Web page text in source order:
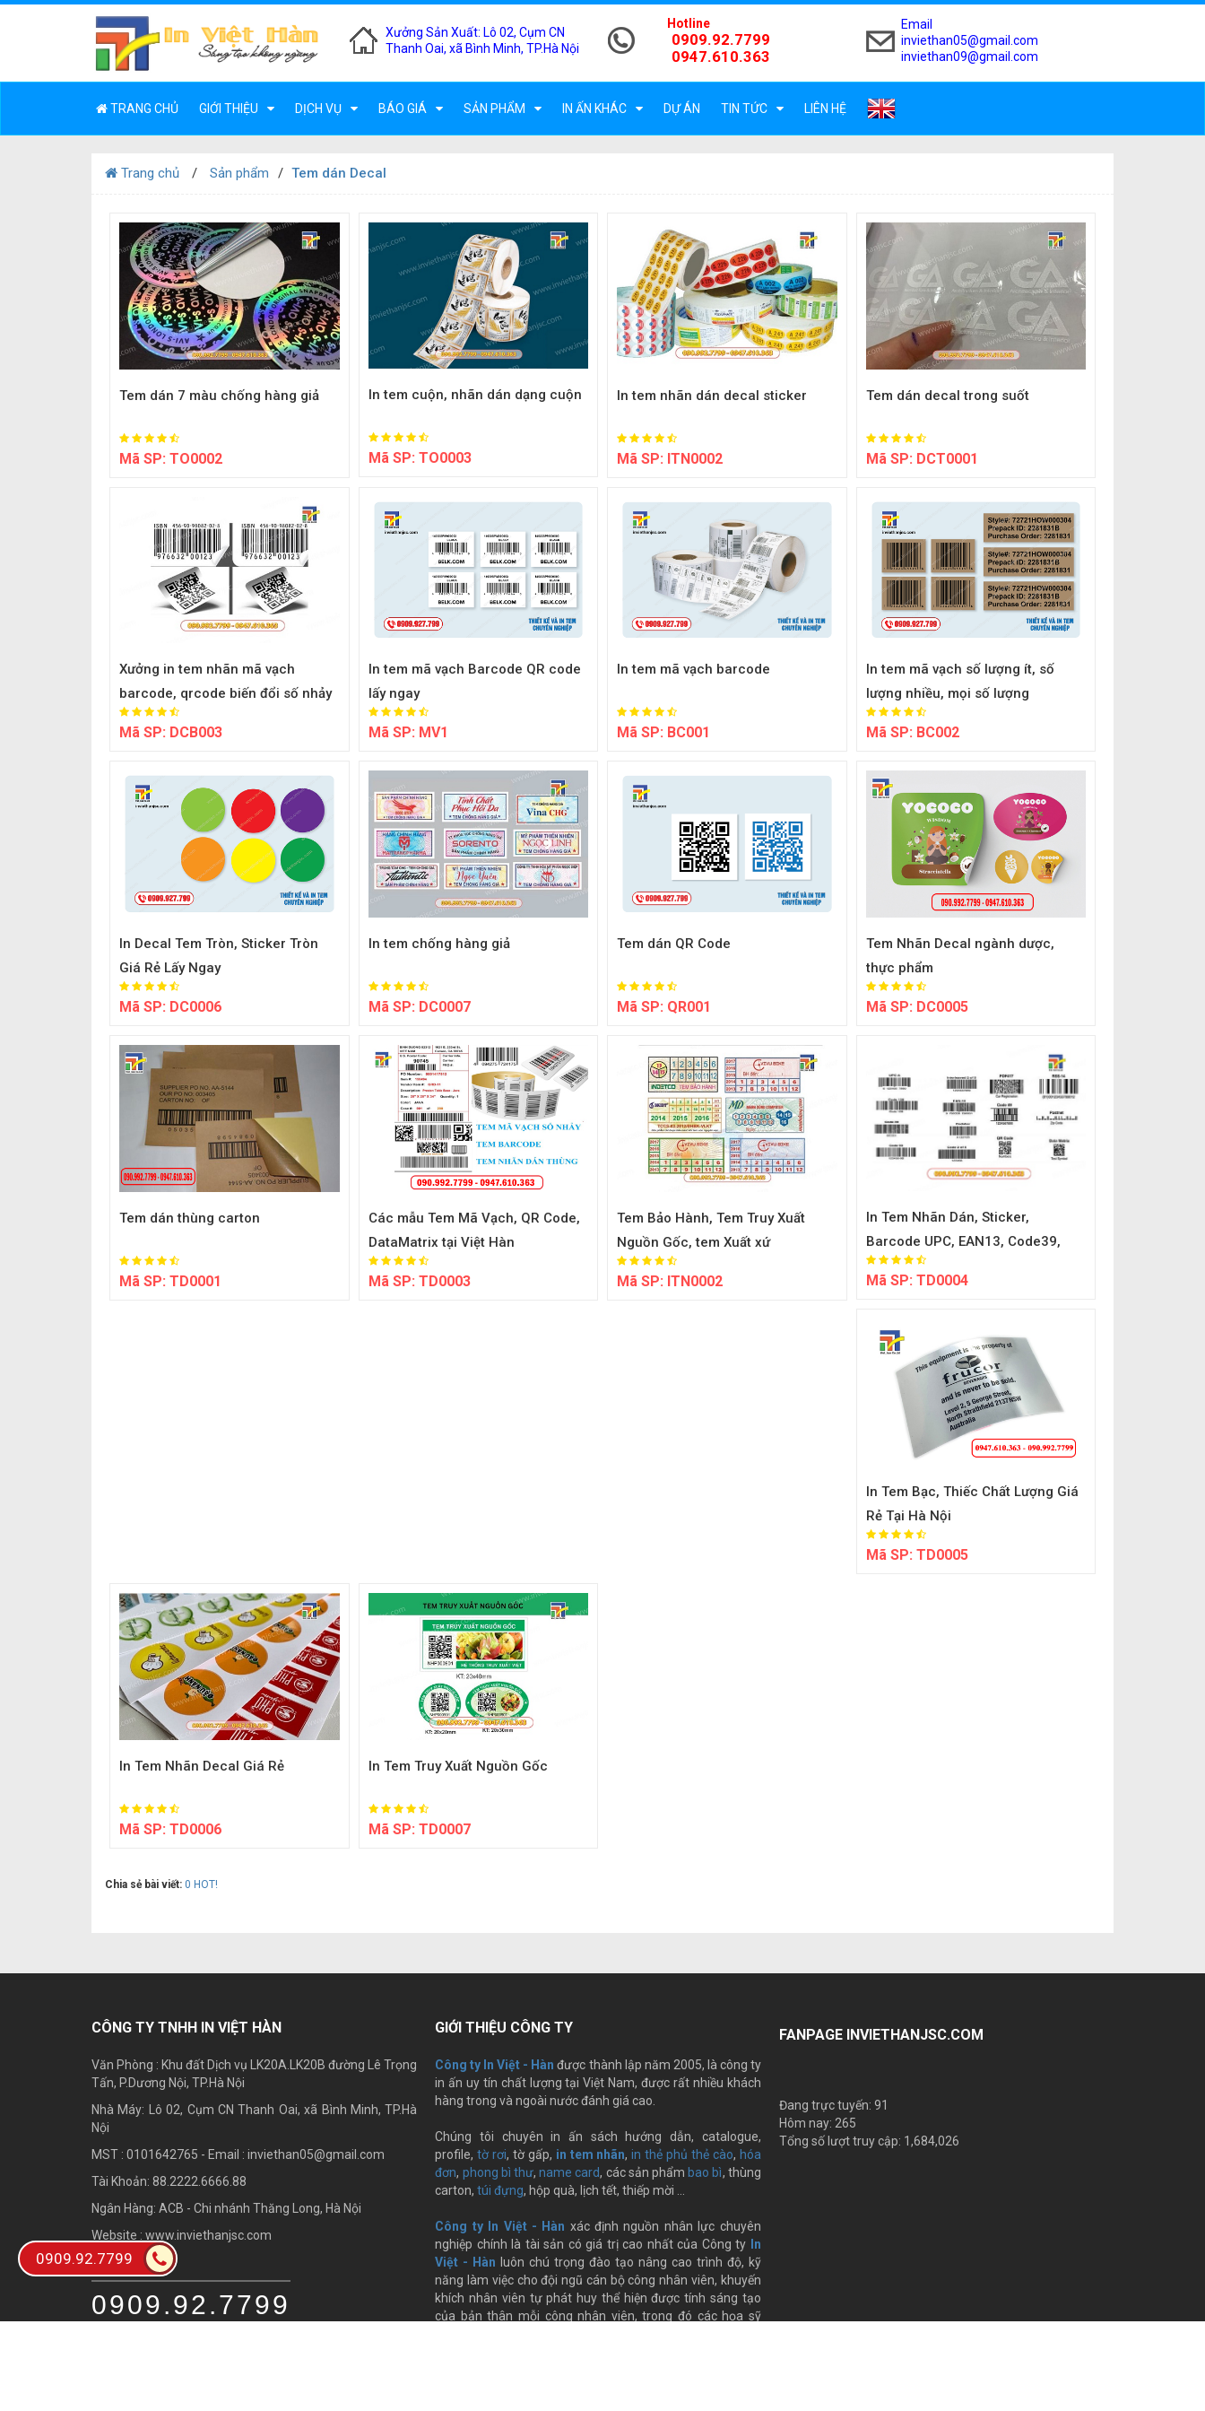
Xưởng Sản Xuất: Lô 02, Cụm CN
Thanh Oai, xã Bình Minh, TP.Hà Nội
Hotline
0909.92.7799
0947.610.363
Email
inviethan05@gmail.com
inviethan09@gmail.com
TRANG CHỦ GIỚI THIỆU DỊCH VỤ BÁO GIÁ SẢN PHẨM IN ẤN KHÁC DỰ ÁN TIN TỨC LIÊN HỆ
Trang chủ Sản phẩm Tem dán Decal
Tem dán 7 màu chống hàng giả
Mã SP: TO0002
In tem cuộn, nhãn dán dạng cuộn
Mã SP: TO0003
In tem nhãn dán decal sticker
Mã SP: ITN0002
Tem dán decal trong suốt
Mã SP: DCT0001
Xưởng in tem nhãn mã vạch
barcode, qrcode biến đổi số nhảy
Mã SP: DCB003
In tem mã vạch Barcode QR code
lấy ngay
Mã SP: MV1
In tem mã vạch barcode
Mã SP: BC001
In tem mã vạch số lượng ít, số
lượng nhiều, mọi số lượng
Mã SP: BC002
In Decal Tem Tròn, Sticker Tròn
Giá Rẻ Lấy Ngay
Mã SP: DC0006
In tem chống hàng giả
Mã SP: DC0007
Tem dán QR Code
Mã SP: QR001
Tem Nhãn Decal ngành dược,
thực phẩm
Mã SP: DC0005
Tem dán thùng carton
Mã SP: TD0001
Các mẫu Tem Mã Vạch, QR Code,
DataMatrix tại Việt Hàn
Mã SP: TD0003
Tem Bảo Hành, Tem Truy Xuất
Nguồn Gốc, tem Xuất xứ
Mã SP: ITN0002
In Tem Nhãn Dán, Sticker,
Barcode UPC, EAN13, Code39,
Code128, QR Code...
Mã SP: TD0004
In Tem Bạc, Thiếc Chất Lượng Giá
Rẻ Tại Hà Nội
Mã SP: TD0005
In Tem Nhãn Decal Giá Rẻ
Mã SP: TD0006
In Tem Truy Xuất Nguồn Gốc
Mã SP: TD0007
Chia sẻ bài viết: 0 HOT!
CÔNG TY TNHH IN VIỆT HÀN
Văn Phòng : Khu đất Dịch vụ LK20A.LK20B đường Lê Trọng
Tấn, P.Dương Nội, TP.Hà Nội
Nhà Máy: Lô 02, Cụm CN Thanh Oai, xã Bình Minh, TP.Hà
Nội
MST : 0101642765 - Email : inviethan05@gmail.com
Tài Khoản: 88.2222.6666.88
Ngân Hàng: ACB - Chi nhánh Thăng Long, Hà Nội
Website : www.inviethanjsc.com
Hotline
0909.92.7799
GIỚI THIỆU CÔNG TY
Công ty In Việt - Hàn được thành lập năm 2005, là công ty
in ấn uy tín chất lượng tại Việt Nam, được rất nhiều khách
hàng trong và ngoài nước đánh giá cao.
Chúng tôi chuyên in ấn sách hướng dẫn, catalogue,
profile,tờ rơi, tờ gấp, in tem nhãn,in thẻ phủ thẻ cào, hóa
đơn, phong bì thư,name card, các sản phẩm bao bì, thùng
carton,túi đựng, hộp quà, lịch tết, thiếp mời …
Công ty In Việt - Hàn xác định nguồn nhân lực chuyên
nghiệp chính là tài sản có giá trị cao nhất của Công ty
In
Việt - Hàn luôn chú trọng đào tạo nâng cao trình độ, kỹ
năng làm việc cho đội ngũ cán bộ công nhân viên, khuyến
khích nhân viên tự phát huy thể hiện được tính sáng tạo
của bản thân mỗi công nhân viên, trong đó các họa sỹ
FANPAGE INVIETHANJSC.COM
Đang trực tuyến: 91
Hôm nay: 265
Tổng số lượt truy cập: 1,684,026
0909.92.7799